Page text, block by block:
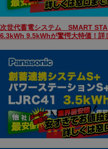
次世代蓄電システム SMART
6.3kWh 9.5kWhが驚愕大特価！